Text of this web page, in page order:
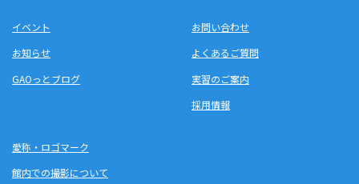
イベント
お知らせ
GAOっとブログ
お問い合わせ
よくあるご質問
実習のご案内
採用情報
愛称・ロゴマーク
館内での撮影について